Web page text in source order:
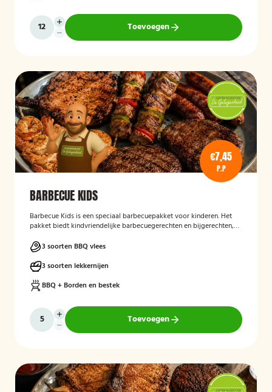
Toevoegen
€7,45
P.P
BARBECUE KIDS
Barbecue Kids is een speciaal barbecuepakket voor kinderen. Het
pakket biedt kindvriendelijke barbecuegerechten en bijgerechten,
BBQ-ervaring tijdens een feest, familiedag of andere gelegenheid.
3 soorten BBQ vlees
3 soorten lekkernijen
BBQ + Borden en bestek
Toevoegen